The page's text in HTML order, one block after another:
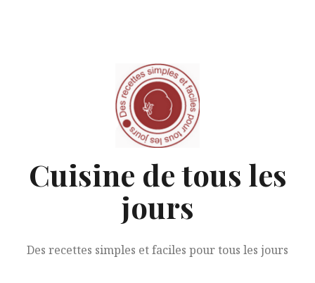
Cuisine de tous les
jours
Des recettes simples et faciles pour tous les jours